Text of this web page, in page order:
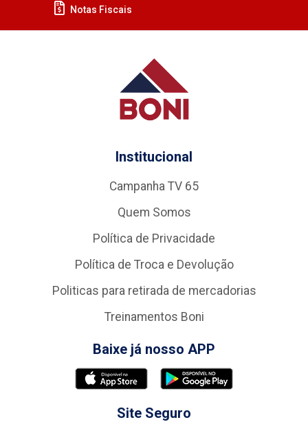
Notas Fiscais
Institucional
Campanha TV 65
Quem Somos
Política de Privacidade
Política de Troca e Devolução
Politicas para retirada de mercadorias
Treinamentos Boni
Baixe já nosso APP
Site Seguro